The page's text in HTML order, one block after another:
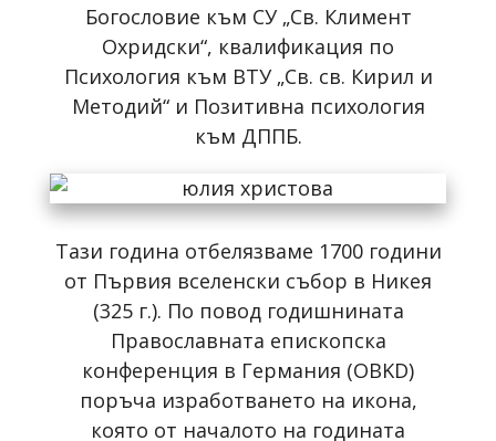
Богословие към СУ „Св. Климент
Охридски“, квалификация по
Психология към ВТУ „Св. св. Кирил и
Методий“ и Позитивна психология
към ДППБ.
Тази година отбелязваме 1700 години
от Първия вселенски събор в Никея
(325 г.). По повод годишнината
Православната епископска
конференция в Германия (OBKD)
поръча изработването на икона,
която от началото на годината